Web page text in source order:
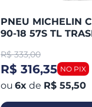
PNEU MICHELIN
90-18 57S TL
YES / FAN
R$ 333,00
R$ 316,35
6x de R$ 55,50